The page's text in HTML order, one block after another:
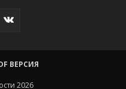
ВЕРСИЯ
2026